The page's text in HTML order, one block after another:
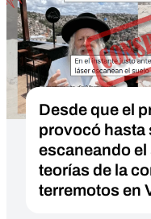
Desde que el
provocó hasta
escaneando
teorías de la
terremotos en